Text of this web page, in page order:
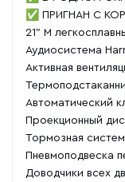
✅ ПРИГНАН С
21" M
Аудиосистема
Активная
Автоматический
Проекционный
Тормозная
Пневмоподвеска
Доводчики всех